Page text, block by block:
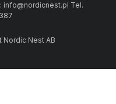
info@nordicnest.pl Tel.
Nest AB